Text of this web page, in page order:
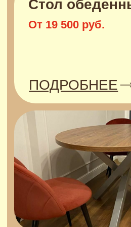
ОСТАВЬТЕ ЗАЯВКУ
Не нашли стол
искали?
Оставьте заявку и наши
специалисты вам перезвонят